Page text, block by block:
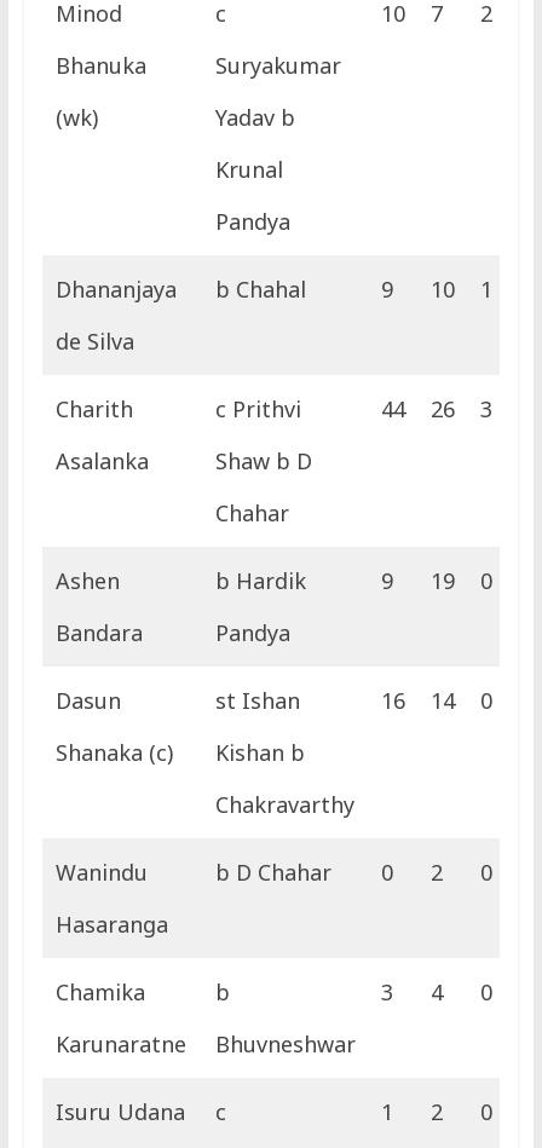
Minod
Bhanuka
(wk)
c
Suryakumar
Yadav b
Krunal
Pandya
10 7 2
Dhananjaya
de Silva
b Chahal 9 10 1
Charith
Asalanka
c Prithvi
Shaw b D
Chahar
44 26 3
Ashen
Bandara
b Hardik
Pandya
9 19 0
Dasun
Shanaka (c)
st Ishan
Kishan b
Chakravarthy
16 14 0
Wanindu
Hasaranga
b D Chahar 0 2 0
Chamika
Karunaratne
b
Bhuvneshwar
3 4 0
Isuru Udana
c
1 2 0